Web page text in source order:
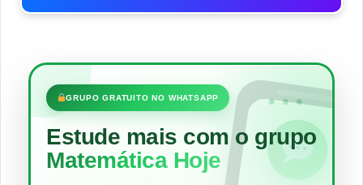
•••
GRUPO GRATUITO NO WHATSAPP
Estude mais com o grupo
Matemática Hoje